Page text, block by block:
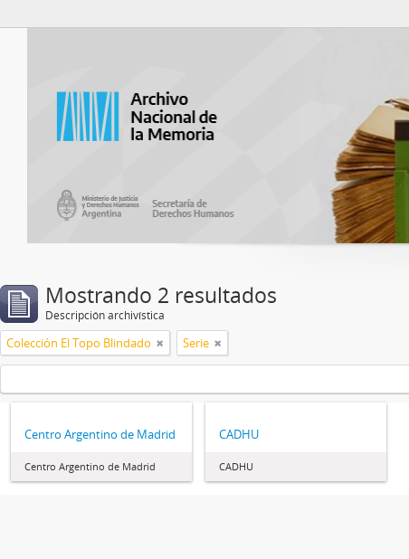
Mostrando 2 resultados
Descripción archivística
Colección El Topo Blindado Serie
Centro Argentino de Madrid
Centro Argentino de Madrid
CADHU
CADHU